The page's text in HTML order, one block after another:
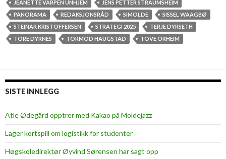
JEANETTE VARPEN UNHJEM
JENS PETTER STRAUMSHEIM
PANORAMA
REDAKSJONSRÅD SIMOLDE
SISSEL WAAGBØ
STEINAR KRISTOFFERSEN
STRATEGI 2025
TERJE DYRSETH
TORE DYRNES
TORMOD HAUGSTAD TOVE ORHEIM
SISTE INNLEGG
Atle Ødegård opptrer med Kakao på Moldejazz
Lager kortspill om logistikk for studenter
Høgskoledirektør Øyvind Sørensen har sagt opp